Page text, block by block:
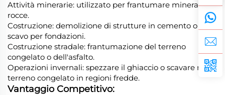
Attività minerarie: utilizzato per frantumare minerali o
rocce.
Costruzione: demolizione di strutture in cemento o
scavo per fondazioni.
Costruzione stradale: frantumazione del terreno
congelato o dell'asfalto.
Operazioni invernali: spezzare il ghiaccio o scavare nel
terreno congelato in regioni fredde.
Vantaggio Competitivo: